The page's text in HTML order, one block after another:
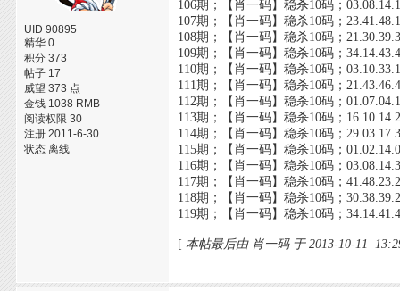
UID 90895
精华 0
积分 373
帖子 17
威望 373 点
金钱 1038 RMB
阅读权限 30
注册 2011-6-30
状态 离线
106期；【肖一码】稳杀10码；
107期；【肖一码】稳杀10码；
108期；【肖一码】稳杀10码；
109期；【肖一码】稳杀10码；
110期；【肖一码】稳杀10码；
111期；【肖一码】稳杀10码；
112期；【肖一码】稳杀10码；
113期；【肖一码】稳杀10码；
114期；【肖一码】稳杀10码；
115期；【肖一码】稳杀10码；
116期；【肖一码】稳杀10码；
117期；【肖一码】稳杀10码；
118期；【肖一码】稳杀10码；
119期；【肖一码】稳杀10码；
[ 本帖最后由 肖一码 于 2013-10-11